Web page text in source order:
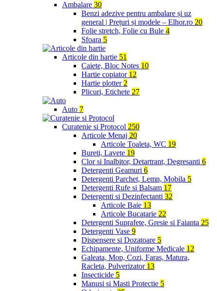
Ambalare 30
Benzi adezive pentru ambalare și uz
general | Prețuri și modele – Elhor.ro 20
Folie stretch, Folie cu Bule 4
Sfoara 5
Articole din hartie 51
Caiete, Bloc Notes 10
Hartie copiator 12
Hartie plotter 2
Plicuri, Etichete 27
Auto 7
Curatenie si Protocol 250
Articole Menaj 20
Articole Toaleta, WC 19
Bureti, Lavete 19
Clor si Inalbitor, Detartrant, Degresanti 6
Detergenti Geamuri 6
Detergenti Parchet, Lemn, Mobila 5
Detergenti Rufe si Balsam 17
Detergenti si Dezinfectanti 32
Articole Baie 13
Articole Bucatarie 22
Detergenti Suprafete, Gresie si Faianta 25
Detergenti Vase 9
Dispensere si Dozatoare 5
Echipamente, Uniforme Medicale 12
Galeata, Mop, Cozi, Faras, Matura,
Racleta, Pulverizator 13
Insecticide 5
Manusi si Masti Protectie 5